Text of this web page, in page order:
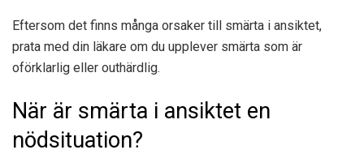
Eftersom det finns många orsaker till smärta i ansiktet,
prata med din läkare om du upplever smärta som är
oförklarlig eller outhärdlig.
När är smärta i ansiktet en
nödsituation?